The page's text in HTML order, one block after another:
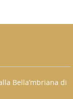
Bella’mbriana di